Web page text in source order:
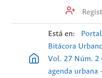
Está en:
Bitácora
Vol. 27 Núm. 2
agenda urbana